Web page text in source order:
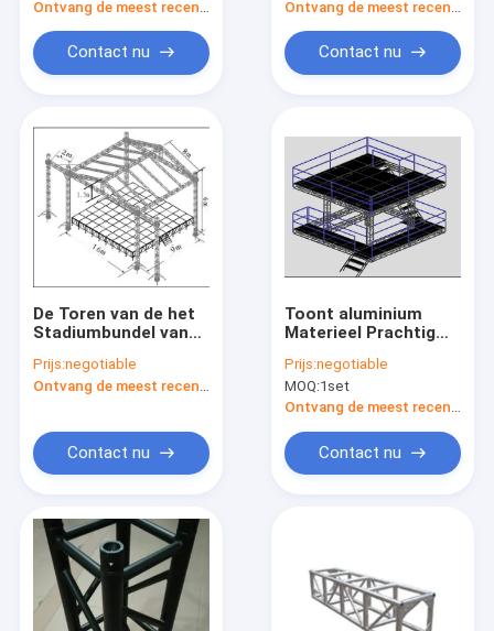
Producten
Over ons
Contact nu
Aluminiumstadium
Capaciteit van de de
Bundel Sterke Lading
Contact nu
De Toren van de het
Stadiumbundel van
met Dakstadium
760mm X 600mm
Prijs:negotiable
Contact nu
Toont aluminium
Materieel Prachtig
met Hoogste Houten
Raad voor
Verschillend Soort en
Prijs:negotiable
MOQ:1set
Ontvang de meest recente Prijs
Contact nu